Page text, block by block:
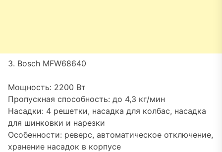
3. Bosch MFW68640
Мощность: 2200 Вт
Пропускная способность: до 4,3 кг/мин
Насадки: 4 решетки, насадка для колбас, насадка
для шинковки и нарезки
Особенности: реверс, автоматическое отключение,
хранение насадок в корпусе